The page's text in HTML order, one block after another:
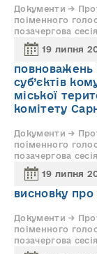
Документи →
поіменного
позачергова
19 липня
повноважень
суб’єктів
міської
комітету
Документи →
поіменного
позачергова
19 липня
висновку про
Документи →
поіменного
позачергова